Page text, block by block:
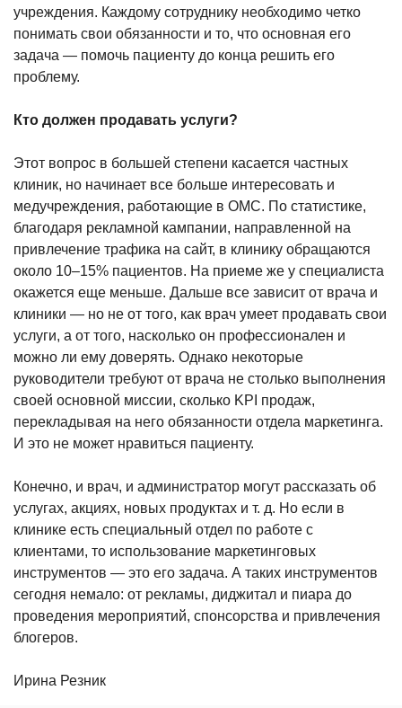
учреждения. Каждому сотруднику необходимо четко
понимать свои обязанности и то, что основная его
задача — помочь пациенту до конца решить его
проблему.
Кто должен продавать услуги?
Этот вопрос в большей степени касается частных
клиник, но начинает все больше интересовать и
медучреждения, работающие в ОМС. По статистике,
благодаря рекламной кампании, направленной на
привлечение трафика на сайт, в клинику обращаются
около 10–15% пациентов. На приеме же у специалиста
окажется еще меньше. Дальше все зависит от врача и
клиники — но не от того, как врач умеет продавать свои
услуги, а от того, насколько он профессионален и
можно ли ему доверять. Однако некоторые
руководители требуют от врача не столько выполнения
своей основной миссии, сколько KPI продаж,
перекладывая на него обязанности отдела маркетинга.
И это не может нравиться пациенту.
Конечно, и врач, и администратор могут рассказать об
услугах, акциях, новых продуктах и т. д. Но если в
клинике есть специальный отдел по работе с
клиентами, то использование маркетинговых
инструментов — это его задача. А таких инструментов
сегодня немало: от рекламы, диджитал и пиара до
проведения мероприятий, спонсорства и привлечения
блогеров.
Ирина Резник